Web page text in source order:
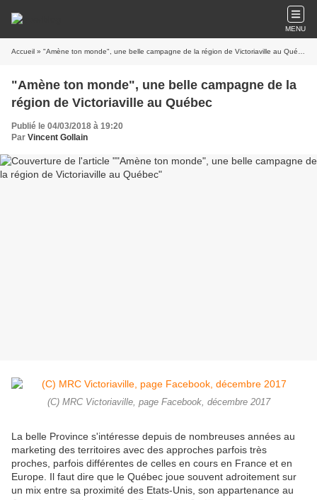
MENU
Accueil » "Amène ton monde", une belle campagne de la région de Victoriaville au Québec
"Amène ton monde", une belle campagne de la
région de Victoriaville au Québec
Publié le 04/03/2018 à 19:20
Par Vincent Gollain
(C) MRC Victoriaville, page Facebook, décembre 2017
La belle Province s'intéresse depuis de nombreuses années au
marketing des territoires avec des approches parfois très
proches, parfois différentes de celles en cours en France et en
Europe. Il faut dire que le Québec joue souvent adroitement sur
un mix entre sa proximité des Etats-Unis, son appartenance au